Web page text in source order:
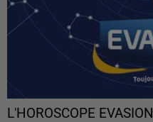
L'HOROSCOPE EVASION